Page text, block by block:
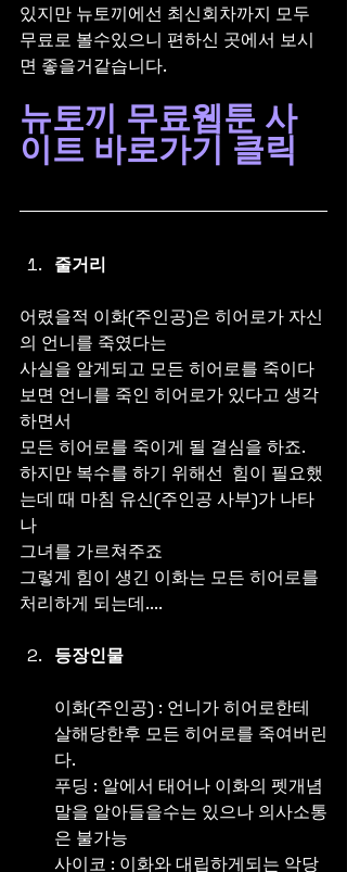
있지만 뉴토끼에선 최신회차까지 모두
무료로 볼수있으니 편하신 곳에서 보시
면 좋을거같습니다.
뉴토끼 무료웹툰 사
이트 바로가기 클릭
줄거리
어렸을적 이화(주인공)은 히어로가 자신
의 언니를 죽였다는
사실을 알게되고 모든 히어로를 죽이다
보면 언니를 죽인 히어로가 있다고 생각
하면서
모든 히어로를 죽이게 될 결심을 하죠.
하지만 복수를 하기 위해선  힘이 필요했
는데 때 마침 유신(주인공 사부)가 나타
나
그녀를 가르쳐주죠
그렇게 힘이 생긴 이화는 모든 히어로를
처리하게 되는데....
등장인물
이화(주인공) : 언니가 히어로한테
살해당한후 모든 히어로를 죽여버린
다.
푸딩 : 알에서 태어나 이화의 펫개념
말을 알아들을수는 있으나 의사소통
은 불가능
사이코 : 이화와 대립하게되는 악당